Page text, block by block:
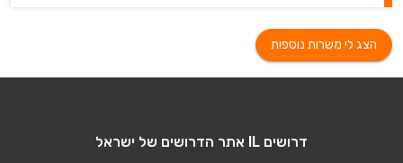
הצג לי משרות נוספות
דרושים IL אתר הדרושים של ישראל